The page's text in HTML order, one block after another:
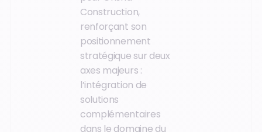
Construction,
renforçant son
positionnement
stratégique sur deux
axes majeurs :
l’intégration de
solutions
complémentaires
dans le domaine du